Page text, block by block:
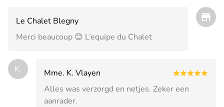
Le Chalet Blegny
Merci beaucoup 😊 L’equipe du Chalet
K.
Mme. K. Vlayen
Alles was verzorgd en netjes. Zeker een
aanrader.